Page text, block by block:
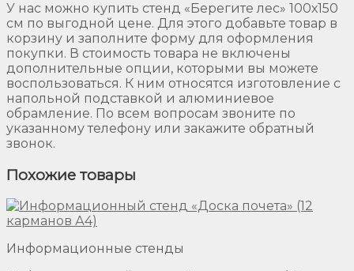
У нас можно купить стенд «Берегите лес» 100х150
см по выгодной цене. Для этого добавьте товар в
корзину и заполните форму для оформления
покупки. В стоимость товара не включены
дополнительные опции, которыми вы можете
воспользоваться. К ним относятся изготовление с
напольной подставкой и алюминиевое
обрамление. По всем вопросам звоните по
указанному телефону или закажите обратный
звонок.
Похожие товары
Информационные стенды